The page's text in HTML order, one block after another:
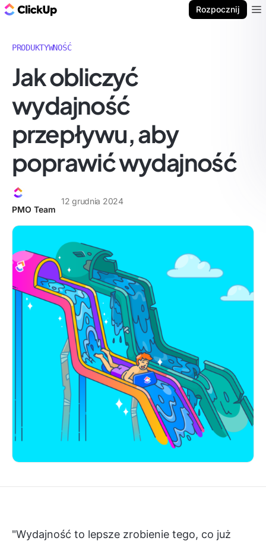
Rozpocznij
PRODUKTYWNOŚĆ
Jak obliczyć
wydajność
przepływu, aby
poprawić wydajność
PMO Team
12 grudnia 2024
"Wydajność to lepsze zrobienie tego, co już